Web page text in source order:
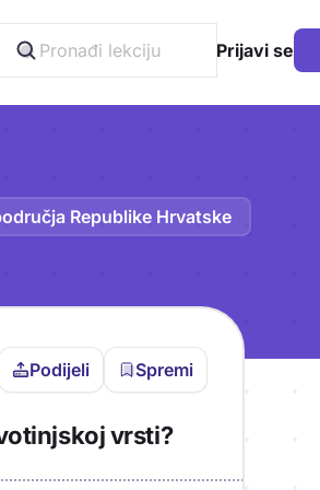
Prijavi se
Republike Hrvatske
Podijeli Spremi
da bi pohraniovrsti?